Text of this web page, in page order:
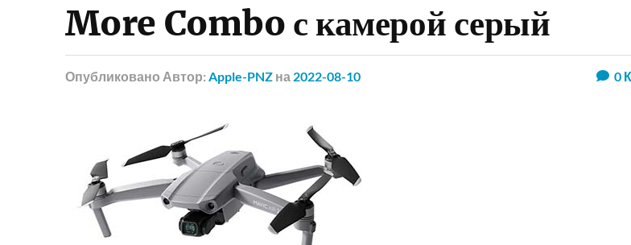
More Combo с камерой серый
Опубликовано Автор: Apple-PNZ на 2022-08-10 0